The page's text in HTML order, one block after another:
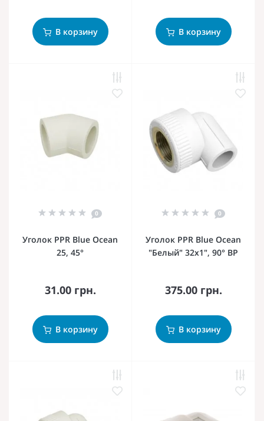
В корзину В корзину
0
Уголок PPR Blue Ocean
25, 45°
31.00 грн.
В корзину
0
Уголок PPR Blue Ocean
"Белый" 32х1", 90° ВР
375.00 грн.
В корзину